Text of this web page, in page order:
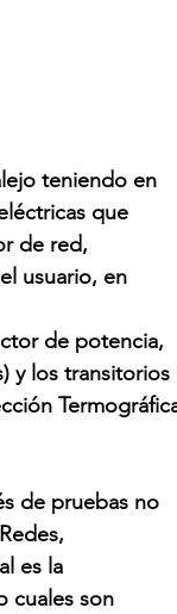
teniendo en
que
de red,
usuario, en
de potencia,
y los transitorios
de pruebas no
es la
cuales son